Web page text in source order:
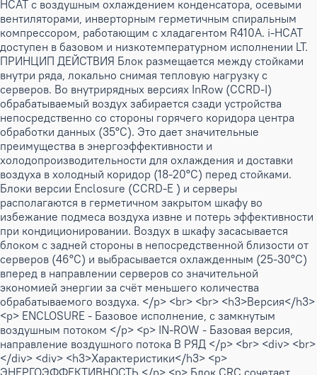
HCAT с воздушным охлаждением конденсатора, осевыми
вентиляторами, инверторным герметичным спиральным
компрессором, работающим с хладагентом R410A. i-HCAT
доступен в базовом и низкотемпературном исполнении LT.
ПРИНЦИП ДЕЙСТВИЯ Блок размещается между стойками
внутри ряда, локально снимая тепловую нагрузку с
серверов. Во внутрирядных версиях InRow (CCRD-I)
обрабатываемый воздух забирается сзади устройства
непосредственно со стороны горячего коридора центра
обработки данных (35°C). Это дает значительные
преимущества в энергоэффективности и
холодопроизводительности для охлаждения и доставки
воздуха в холодный коридор (18-20°C) перед стойками.
Блоки версии Enclosure (CCRD-E ) и серверы
располагаются в герметичном закрытом шкафу во
избежание подмеса воздуха извне и потерь эффективности
при кондиционировании. Воздух в шкафу засасывается
блоком с задней стороны в непосредственной близости от
серверов (46°C) и выбрасывается охлажденным (25-30°C)
вперед в направлении серверов со значительной
экономией энергии за счёт меньшего количества
обрабатываемого воздуха. </p> <br> <br> <h3>Версия</h3>
<p> ENCLOSURE - Базовое исполнение, с замкнутым
воздушным потоком </p> <p> IN-ROW - Базовая версия,
направление воздушного потока В РЯД </p> <br> <div> <br>
</div> <div> <h3>Характеристики</h3> <p>
ЭНЕРГОЭФФЕКТИВНОСТЬ </p> <p> Блок CRC сочетает